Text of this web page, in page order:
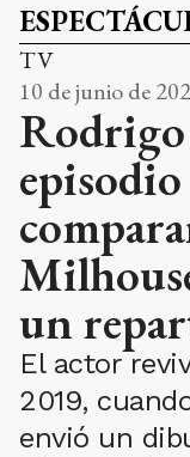
TV
10 de junio de
un
El actor
2019,
envió un